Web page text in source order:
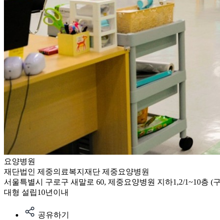
요양병원
재단법인 제중의료복지재단 제중요양병원
서울특별시 구로구 새말로 60, 제중요양병원 지하1,2/1~10층 (
대형 설립10년이내
공유하기